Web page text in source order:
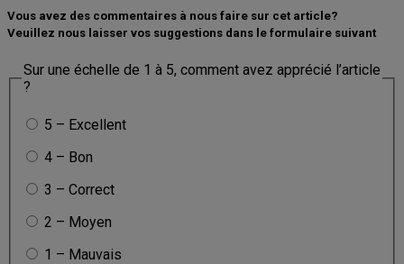
Vous avez des commentaires à nous faire sur cet article?
Veuillez nous laisser vos suggestions dans le formulaire suivant
Sur une échelle de 1 à 5, comment avez apprécié l’article
?
5 – Excellent
4 – Bon
3 – Correct
2 – Moyen
1 – Mauvais